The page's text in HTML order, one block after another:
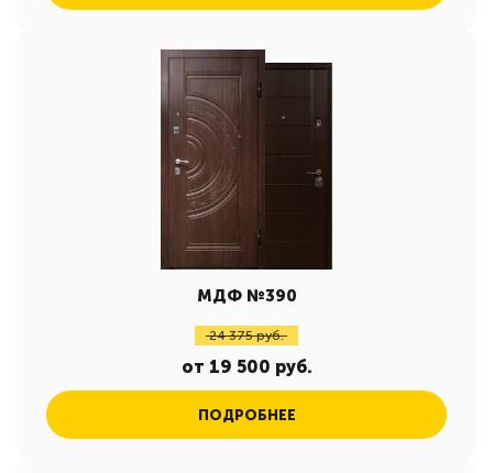
МДФ №390
24 375 руб.
от 19 500 руб.
ПОДРОБНЕЕ